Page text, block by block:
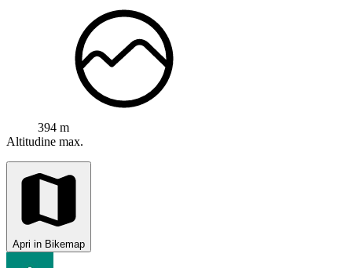
394 m
Altitudine max.
Apri in Bikemap